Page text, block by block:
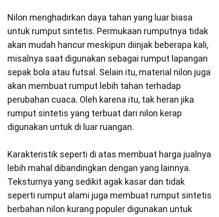
Nilon menghadirkan daya tahan yang luar biasa
untuk rumput sintetis. Permukaan rumputnya tidak
akan mudah hancur meskipun diinjak beberapa kali,
misalnya saat digunakan sebagai rumput lapangan
sepak bola atau futsal. Selain itu, material nilon juga
akan membuat rumput lebih tahan terhadap
perubahan cuaca. Oleh karena itu, tak heran jika
rumput sintetis yang terbuat dari nilon kerap
digunakan untuk di luar ruangan.
Karakteristik seperti di atas membuat harga jualnya
lebih mahal dibandingkan dengan yang lainnya.
Teksturnya yang sedikit agak kasar dan tidak
seperti rumput alami juga membuat rumput sintetis
berbahan nilon kurang populer digunakan untuk